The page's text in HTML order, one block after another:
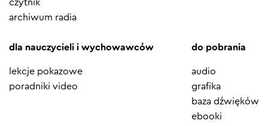
czytnik
archiwum radia
dla nauczycieli i wychowawców
lekcje pokazowe
poradniki video
do pobrania
audio
grafika
baza dźwięków
ebooki